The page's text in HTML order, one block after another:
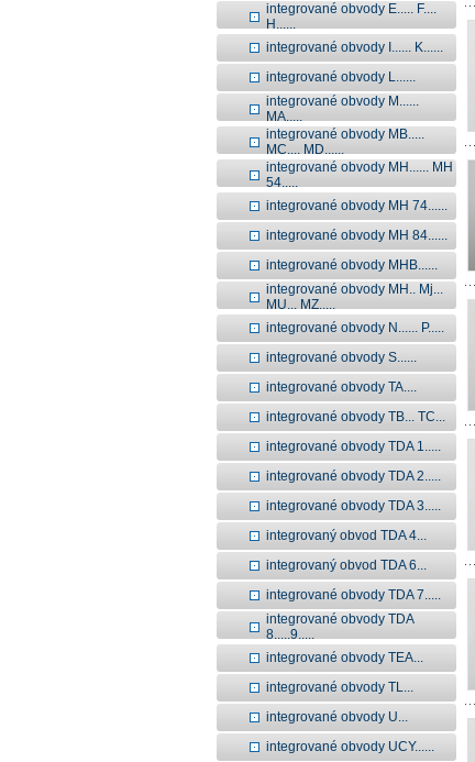
integrované obvody E..... F....
H......
integrované obvody I...... K......
integrované obvody L......
integrované obvody M......
MA.....
integrované obvody MB.....
MC.... MD......
integrované obvody MH...... MH
54.....
integrované obvody MH 74......
integrované obvody MH 84......
integrované obvody MHB......
integrované obvody MH.. Mj...
MU... MZ.....
integrované obvody N...... P.....
integrované obvody S......
integrované obvody TA....
integrované obvody TB... TC...
integrované obvody TDA 1.....
integrované obvody TDA 2.....
integrované obvody TDA 3.....
integrovaný obvod TDA 4...
integrovaný obvod TDA 6...
integrované obvody TDA 7.....
integrované obvody TDA
8.....9.....
integrované obvody TEA...
integrované obvody TL...
integrované obvody U...
integrované obvody UCY......